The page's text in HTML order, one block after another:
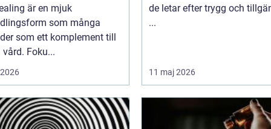
är en mjuk
som många
som ett komplement till
Foku...
de letar efter trygg och
...
11 maj 2026